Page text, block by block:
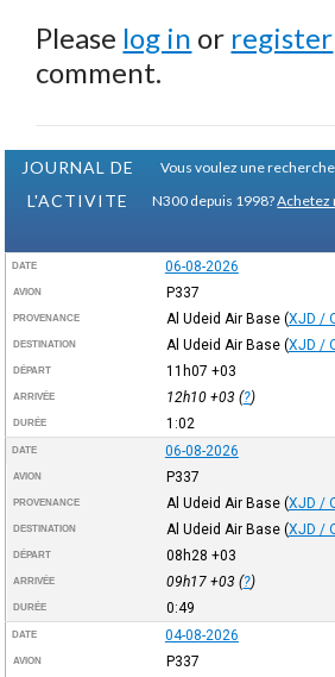
Please log in or register
comment.
JOURNAL DE
L'ACTIVITE
Vous voulez une
N300 depuis 1998?Achetez
DATE 06-08-2026
AVION P337
PROVENANCE Al Udeid Air Base (XJD /
DESTINATION Al Udeid Air Base (XJD /
DÉPART 11h07 +03
ARRIVÉE 12h10 +03 (?)
DURÉE 1:02
DATE 06-08-2026
AVION P337
PROVENANCE Al Udeid Air Base (XJD /
DESTINATION Al Udeid Air Base (XJD /
DÉPART 08h28 +03
ARRIVÉE 09h17 +03 (?)
DURÉE 0:49
DATE 04-08-2026
AVION P337